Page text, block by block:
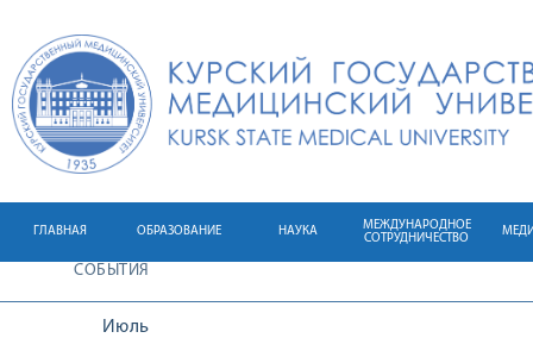
ГЛАВНАЯ ОБРАЗОВАНИЕ НАУКА
МЕЖДУНАРОДНОЕ
СОТРУДНИЧЕСТВО
СОБЫТИЯ
Июль